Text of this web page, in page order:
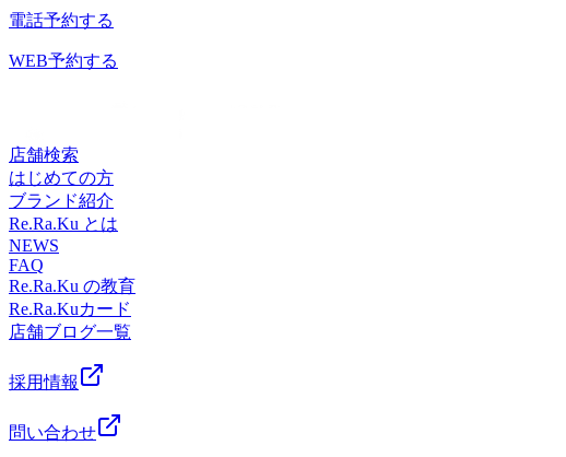
ニューになっています。ボディケアやフットケアといったメインメニ
盤ストレッチ』をとり入れたリラク系ボディケア♪マッサージとは違
電話予約する
WEB予約する
店舗検索
はじめての方
ブランド紹介
Re.Ra.Ku とは
NEWS
FAQ
Re.Ra.Ku の教育
Re.Ra.Kuカード
店舗ブログ一覧
採用情報
問い合わせ